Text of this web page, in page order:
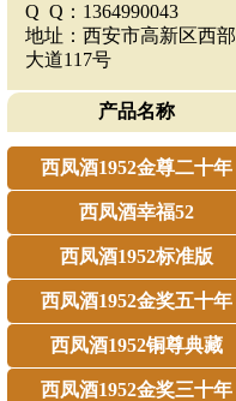
Q Q：1364990043
地址：西安市高新区西部
大道117号
产品名称
西凤酒1952金尊二十年
西凤酒幸福52
西凤酒1952标准版
西凤酒1952金奖五十年
西凤酒1952铜尊典藏
西凤酒1952金奖三十年